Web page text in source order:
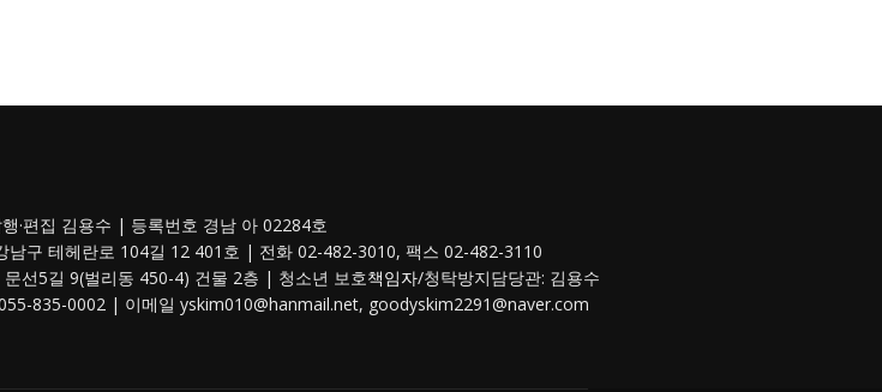
·편집 김용수 | 등록번호 경남 아 02284호
남구 테헤란로 104길 12 401호 | 전화 02-482-3010, 팩스 02-482-3110
선5길 9(벌리동 450-4) 건물 2층 | 청소년 보호책임자/청탁방지담당관: 김용수
835-0002 | 이메일 yskim010@hanmail.net, goodyskim2291@naver.com